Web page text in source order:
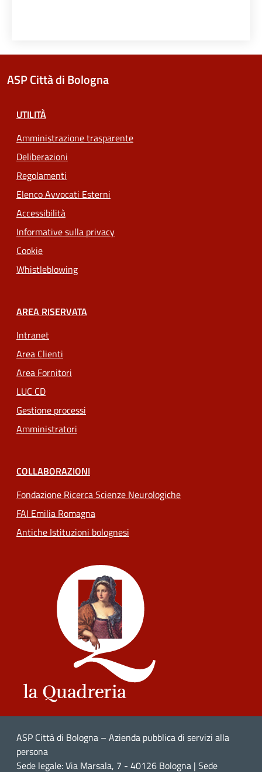
ASP Città di Bologna
UTILITÀ
Amministrazione trasparente
Deliberazioni
Regolamenti
Elenco Avvocati Esterni
Accessibilità
Informative sulla privacy
Cookie
Whistleblowing
AREA RISERVATA
Intranet
Area Clienti
Area Fornitori
LUC CD
Gestione processi
Amministratori
COLLABORAZIONI
Fondazione Ricerca Scienze Neurologiche
FAI Emilia Romagna
Antiche Istituzioni bolognesi
ASP Città di Bologna – Azienda pubblica di servizi alla
persona
Sede legale: Via Marsala, 7 - 40126 Bologna | Sede